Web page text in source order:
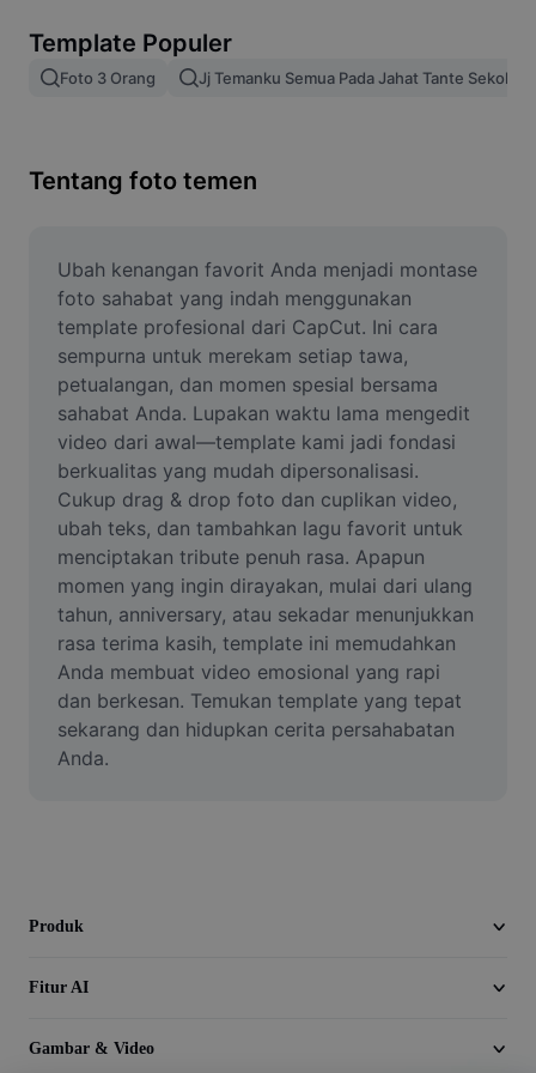
Gabung gambar
Ubah Ukuran Gambar
Pembuat Meme
AI Text Remover
AI People Remover
AI Inpainting
Face Cutout
Video
Hapus latar belakang video
Tingkatkan kualitas
Editor Video
Pangkas Video
Template Populer
Foto 3 Orang Jj Temanku Semua Pada Jahat Tante Sekolah
Tentang foto temen
Ubah kenangan favorit Anda menjadi montase
foto sahabat yang indah menggunakan
template profesional dari CapCut. Ini cara
sempurna untuk merekam setiap tawa,
petualangan, dan momen spesial bersama
sahabat Anda. Lupakan waktu lama mengedit
video dari awal—template kami jadi fondasi
berkualitas yang mudah dipersonalisasi.
Cukup drag & drop foto dan cuplikan video,
ubah teks, dan tambahkan lagu favorit untuk
menciptakan tribute penuh rasa. Apapun
momen yang ingin dirayakan, mulai dari ulang
tahun, anniversary, atau sekadar menunjukkan
rasa terima kasih, template ini memudahkan
Anda membuat video emosional yang rapi
dan berkesan. Temukan template yang tepat
sekarang dan hidupkan cerita persahabatan
Anda.
Produk
Fitur AI
Gambar & Video